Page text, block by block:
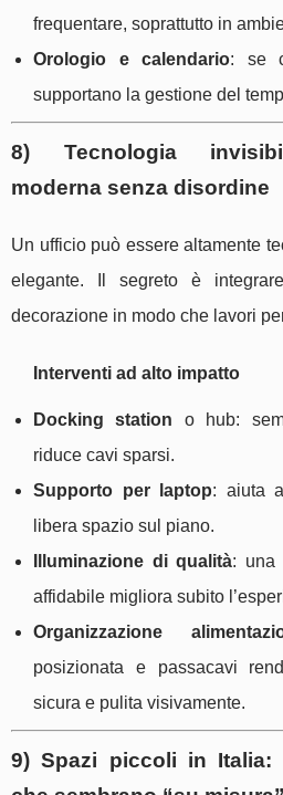
frequentare, soprattutto in
Orologio e calendario: se
supportano la gestione del
8) Tecnologia
moderna senza disordine
Un ufficio può essere altamente
elegante. Il segreto è
decorazione in modo che lavori
Interventi ad alto impatto
Docking station o hub:
riduce cavi sparsi.
Supporto per laptop: aiuta
libera spazio sul piano.
Illuminazione di qualità: una
affidabile migliora subito
Organizzazione
posizionata e passacavi
sicura e pulita visivamente.
9) Spazi piccoli in Italia: